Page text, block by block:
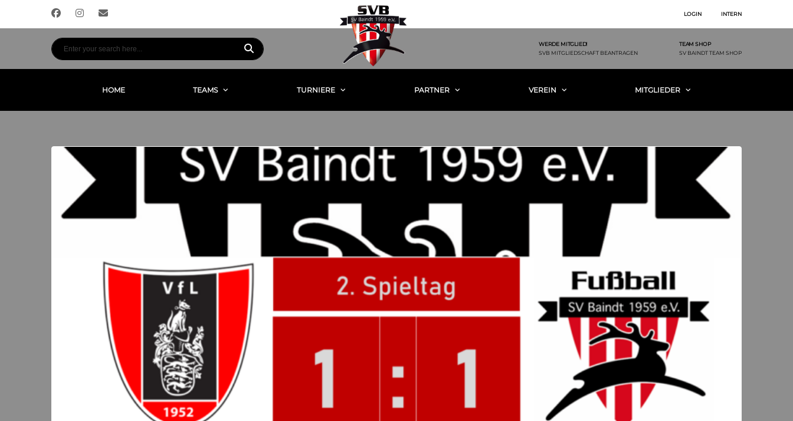
LOGIN INTERN
WERDE MITGLIED!
SVB MITGLIEDSCHAFT BEANTRAGEN
TEAM SHOP
SV BAINDT TEAM SHOP
HOME TEAMS TURNIERE PARTNER VEREIN MITGLIEDER